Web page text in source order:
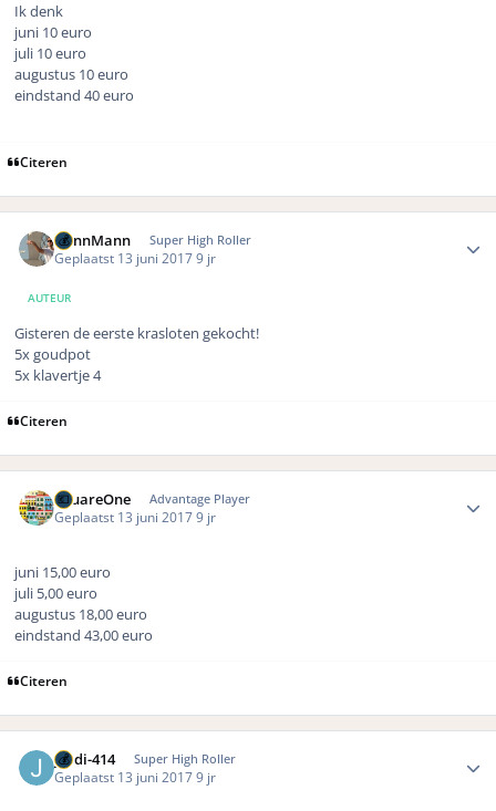
Ik denk
juni 10 euro
juli 10 euro
augustus 10 euro
eindstand 40 euro
Citeren
DennMann Super High Roller
Geplaatst 13 juni 20179 jr
AUTEUR
Gisteren de eerste krasloten gekocht!
5x goudpot
5x klavertje 4
Citeren
SquareOne Advantage Player
Geplaatst 13 juni 20179 jr
juni 15,00 euro
juli 5,00 euro
augustus 18,00 euro
eindstand 43,00 euro
Citeren
jordi-414 Super High Roller
Geplaatst 13 juni 20179 jr